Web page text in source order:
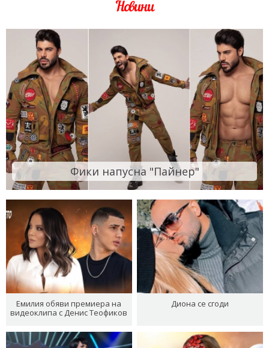
Новини
Фики напусна "Пайнер"
Емилия обяви премиера на
видеоклипа с Денис Теофиков
Диона се сгоди